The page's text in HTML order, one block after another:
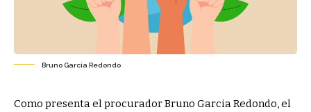
Bruno Garcia Redondo
Como presenta el procurador Bruno Garcia Redondo, el